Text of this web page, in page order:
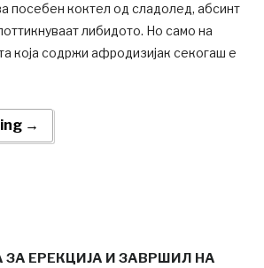
посебен коктел од сладолед, абсинт
либидото. Но само на
која содржи афродизијак секогаш е
→
ЕРЕКЦИЈА И ЗАВРШИЛ НА